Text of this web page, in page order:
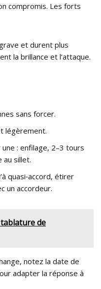
compromis. Les forts
et durent plus
la brillance et l’attaque.
sans forcer.
légèrement.
: enfilage, 2–3 tours
au sillet.
quasi‑accord, étirer
un accordeur.
de
notez la date de
adapter la réponse à